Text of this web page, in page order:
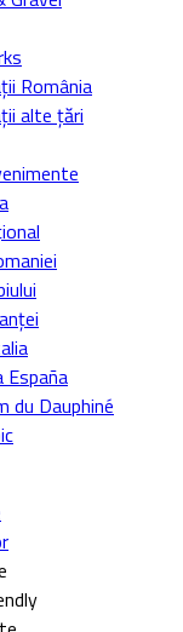
România
alte țări
España
du Dauphiné